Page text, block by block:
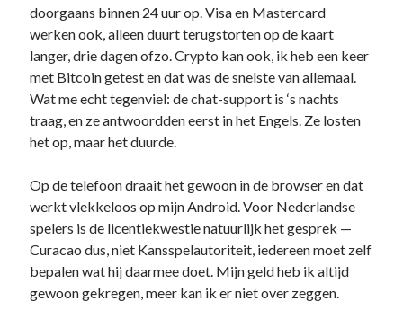
doorgaans binnen 24 uur op. Visa en Mastercard
werken ook, alleen duurt terugstorten op de kaart
langer, drie dagen ofzo. Crypto kan ook, ik heb een keer
met Bitcoin getest en dat was de snelste van allemaal.
Wat me echt tegenviel: de chat-support is ‘s nachts
traag, en ze antwoordden eerst in het Engels. Ze losten
het op, maar het duurde.
Op de telefoon draait het gewoon in de browser en dat
werkt vlekkeloos op mijn Android. Voor Nederlandse
spelers is de licentiekwestie natuurlijk het gesprek —
Curacao dus, niet Kansspelautoriteit, iedereen moet zelf
bepalen wat hij daarmee doet. Mijn geld heb ik altijd
gewoon gekregen, meer kan ik er niet over zeggen.